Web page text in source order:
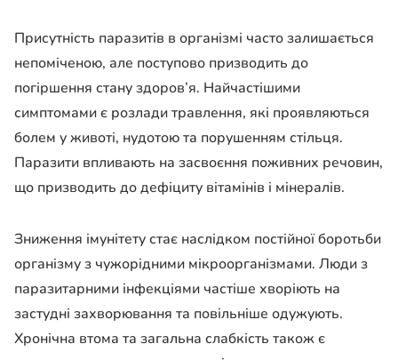
Присутність паразитів в організмі часто залишається
непоміченою, але поступово призводить до
погіршення стану здоров’я. Найчастішими
симптомами є розлади травлення, які проявляються
болем у животі, нудотою та порушенням стільця.
Паразити впливають на засвоєння поживних речовин,
що призводить до дефіциту вітамінів і мінералів.
Зниження імунітету стає наслідком постійної боротьби
організму з чужорідними мікроорганізмами. Люди з
паразитарними інфекціями частіше хворіють на
застудні захворювання та повільніше одужують.
Хронічна втома та загальна слабкість також є